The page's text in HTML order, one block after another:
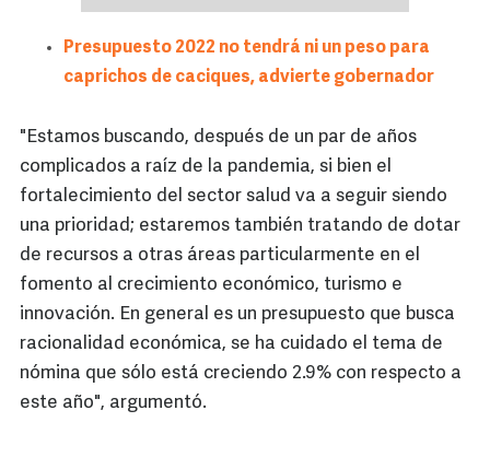
Presupuesto 2022 no tendrá ni un peso para
caprichos de caciques, advierte gobernador
"Estamos buscando, después de un par de años
complicados a raíz de la pandemia, si bien el
fortalecimiento del sector salud va a seguir siendo
una prioridad; estaremos también tratando de dotar
de recursos a otras áreas particularmente en el
fomento al crecimiento económico, turismo e
innovación. En general es un presupuesto que busca
racionalidad económica, se ha cuidado el tema de
nómina que sólo está creciendo 2.9% con respecto a
este año", argumentó.